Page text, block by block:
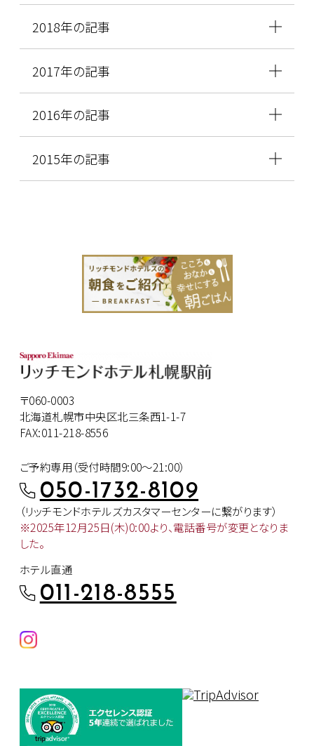
2018年の記事
2017年の記事
2016年の記事
2015年の記事
〒060-0003
北海道札幌市中央区北三条西1-1-7
FAX:011-218-8556
ご予約専用（受付時間9:00～21:00）
050-1732-8109
（リッチモンドホテルズカスタマーセンターに繋がります）
※2025年12月25日(木)0:00より、電話番号が変更となりま
した。
ホテル直通
011-218-8555